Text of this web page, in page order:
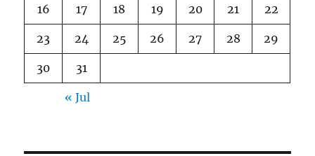
16 17 18 19 20 21 22
23 24 25 26 27 28 29
30 31
« Jul